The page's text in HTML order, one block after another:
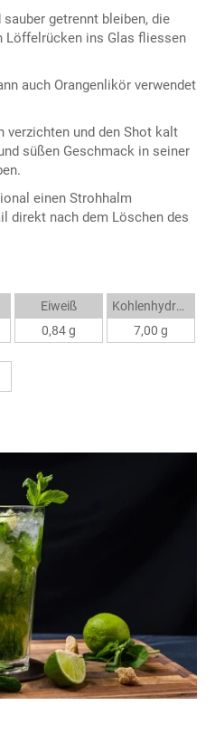
getrennt bleiben, die
Löffelrücken ins Glas fliessen
auch Orangenlikör verwendet
verzichten und den Shot kalt
süßen Geschmack in seiner
einen Strohhalm
direkt nach dem Löschen des
Eiweiß
0,84 g
Kohlenhydrate
7,00 g